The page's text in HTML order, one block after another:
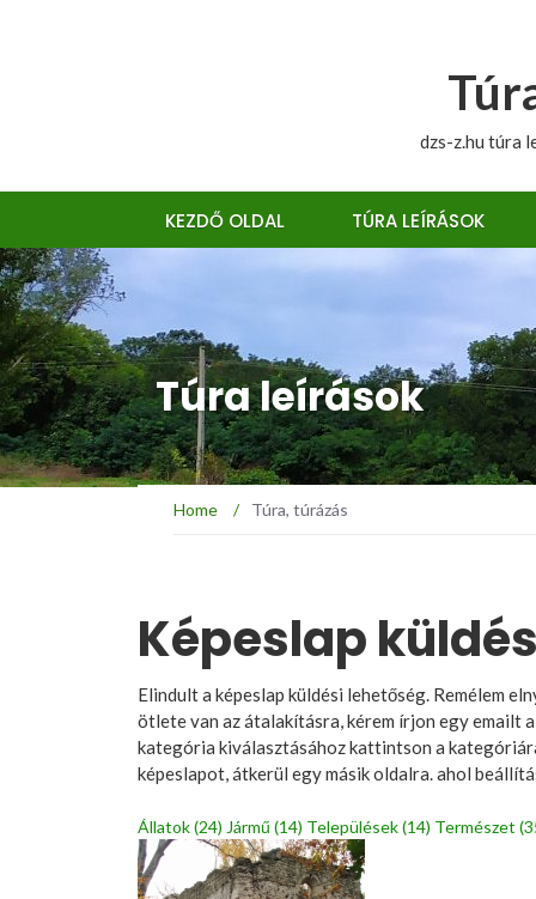
dzs-z.hu túra
KEZDŐ OLDAL TÚRA LEÍRÁSOK
Túra leírások
Home / Túra, túrázás
Képeslap
Elindult a képeslap küldési lehetőség. Remélem
ötlete van az átalakításra, kérem írjon egy emailt
kategória kiválasztásához kattintson a
képeslapot, átkerül egy másik oldalra. ahol
Állatok (24) Jármű (14) Települések (14) Természet